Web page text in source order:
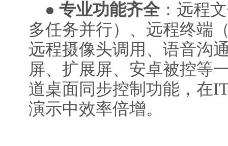
● 专业功能齐全：远程
多任务并行）、远程终端
远程摄像头调用、语音沟
屏、扩展屏、安卓被控等
道桌面同步控制功能，在
演示中效率倍增。